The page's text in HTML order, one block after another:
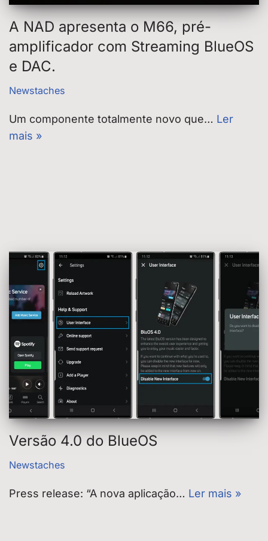
A NAD apresenta o M66, pré-
amplificador com Streaming BlueOS
e DAC.
Newstaches
Um componente totalmente novo que… Ler
mais »
Versão 4.0 do BlueOS
Newstaches
Press release: “A nova aplicação… Ler mais »